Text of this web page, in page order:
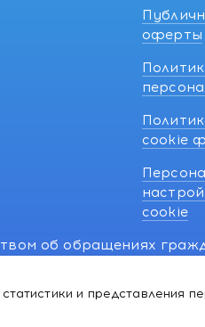
и представления
оферты
cookie
cookie
об обращениях
о нарушении их прав,